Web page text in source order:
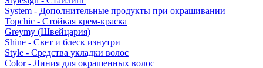
System - Дополнительные продукты при окрашивании
Topchic - Стойкая крем-краска
Greymy (Швейцария)
Shine - Свет и блеск изнутри
Style - Средства укладки волос
Color - Линия для окрашенных волос